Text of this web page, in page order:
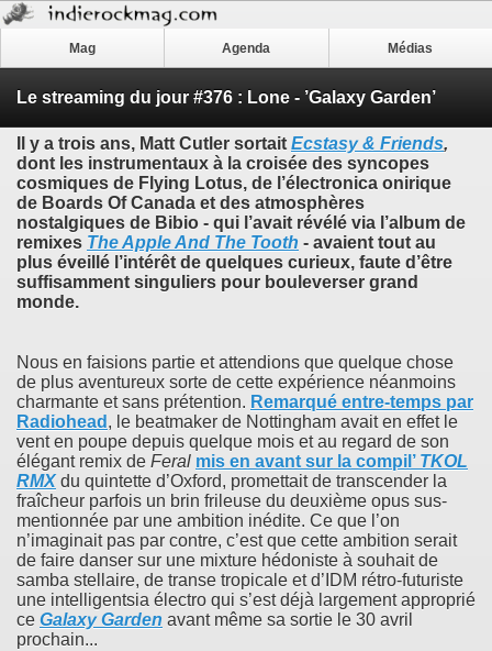
Mag Agenda Médias
Le streaming du jour #376 : Lone - ’Galaxy Garden’
Il y a trois ans, Matt Cutler sortait Ecstasy & Friends,
dont les instrumentaux à la croisée des syncopes
cosmiques de Flying Lotus, de l’électronica onirique
de Boards Of Canada et des atmosphères
nostalgiques de Bibio - qui l’avait révélé via l’album de
remixes The Apple And The Tooth - avaient tout au
plus éveillé l’intérêt de quelques curieux, faute d’être
suffisamment singuliers pour bouleverser grand
monde.
Nous en faisions partie et attendions que quelque chose
de plus aventureux sorte de cette expérience néanmoins
charmante et sans prétention. Remarqué entre-temps par
Radiohead , le beatmaker de Nottingham avait en effet le
vent en poupe depuis quelque mois et au regard de son
élégant remix de Feral mis en avant sur la compil’ TKOL
RMX du quintette d’Oxford, promettait de transcender la
fraîcheur parfois un brin frileuse du deuxième opus sus-
mentionnée par une ambition inédite. Ce que l’on
n’imaginait pas par contre, c’est que cette ambition serait
de faire danser sur une mixture hédoniste à souhait de
samba stellaire, de transe tropicale et d’IDM rétro-futuriste
une intelligentsia électro qui s’est déjà largement approprié
ce Galaxy Garden avant même sa sortie le 30 avril
prochain...